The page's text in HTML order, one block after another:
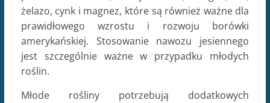
żelazo, cynk i magnez, które są również ważne dla
prawidłowego wzrostu i rozwoju borówki
amerykańskiej. Stosowanie nawozu jesiennego
jest szczególnie ważne w przypadku młodych
roślin.
Młode rośliny potrzebują dodatkowych